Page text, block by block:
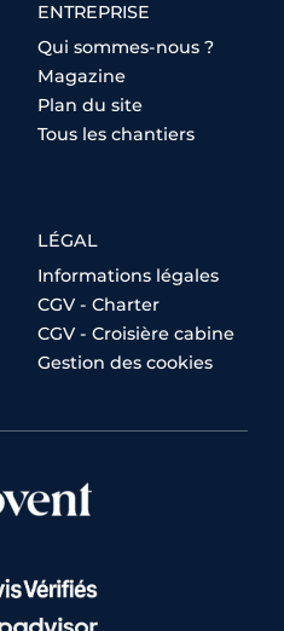
ENTREPRISE
Qui sommes-nous ?
Magazine
Plan du site
Tous les chantiers
LÉGAL
Informations légales
CGV - Charter
CGV - Croisière cabine
Gestion des cookies